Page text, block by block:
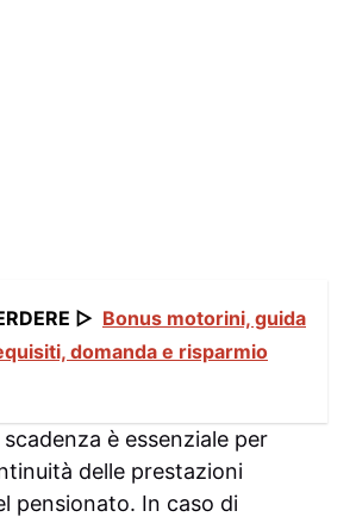
▷ Bonus motorini, guida
domanda e risparmio
è essenziale per
delle prestazioni
pensionato. In caso di